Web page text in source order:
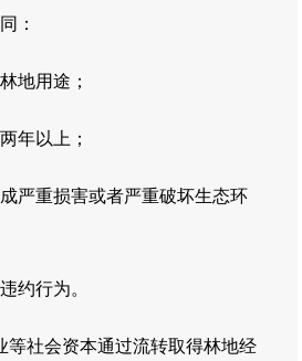
：
地用途；
年以上；
成严重损害或者严重破坏生态环
约行为。
等社会资本通过流转取得林地经